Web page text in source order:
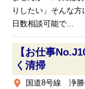
りしたい」そんな
日数相談可能で...
【お仕事
く清掃
place
国道8号線 浄勝